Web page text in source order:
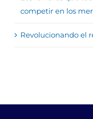
competir en los
Revolucionando el